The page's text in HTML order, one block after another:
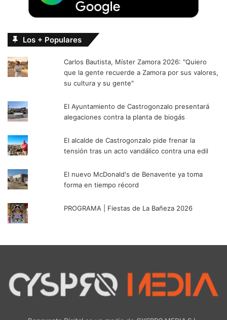
Los + Populares
Carlos Bautista, Míster Zamora 2026: "Quiero
que la gente recuerde a Zamora por sus valores,
su cultura y su gente"
El Ayuntamiento de Castrogonzalo presentará
alegaciones contra la planta de biogás
El alcalde de Castrogonzalo pide frenar la
tensión tras un acto vandálico contra una edil
El nuevo McDonald's de Benavente ya toma
forma en tiempo récord
PROGRAMA | Fiestas de La Bañeza 2026